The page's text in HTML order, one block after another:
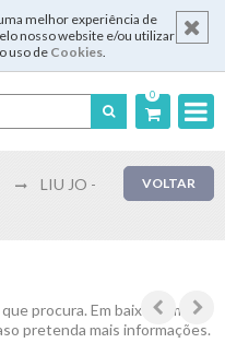
melhor experiência de
nosso website e/ou utilizar
uso de Cookies.
0
VOLTAR
LIU JO -
procura. Em baixo temos
pretenda mais informações.